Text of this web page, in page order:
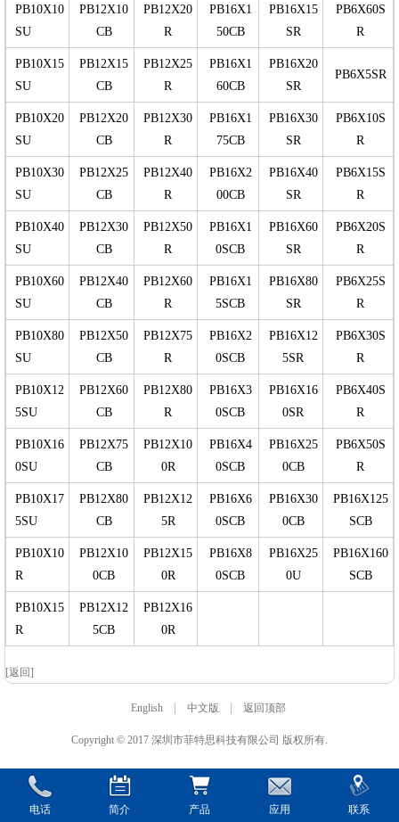
PB10X10
SU
PB12X10
CB
PB12X20
R
PB16X1
50CB
PB16X15
SR
PB6X60S
R
PB10X15
SU
PB12X15
CB
PB12X25
R
PB16X1
60CB
PB16X20
SR
PB6X5SR
PB10X20
SU
PB12X20
CB
PB12X30
R
PB16X1
75CB
PB16X30
SR
PB6X10S
R
PB10X30
SU
PB12X25
CB
PB12X40
R
PB16X2
00CB
PB16X40
SR
PB6X15S
R
PB10X40
SU
PB12X30
CB
PB12X50
R
PB16X1
0SCB
PB16X60
SR
PB6X20S
R
PB10X60
SU
PB12X40
CB
PB12X60
R
PB16X1
5SCB
PB16X80
SR
PB6X25S
R
PB10X80
SU
PB12X50
CB
PB12X75
R
PB16X2
0SCB
PB16X12
5SR
PB6X30S
R
PB10X12
5SU
PB12X60
CB
PB12X80
R
PB16X3
0SCB
PB16X16
0SR
PB6X40S
R
PB10X16
0SU
PB12X75
CB
PB12X10
0R
PB16X4
0SCB
PB16X25
0CB
PB6X50S
R
PB10X17
5SU
PB12X80
CB
PB12X12
5R
PB16X6
0SCB
PB16X30
0CB
PB16X125
SCB
PB10X10
R
PB12X10
0CB
PB12X15
0R
PB16X8
0SCB
PB16X25
0U
PB16X160
SCB
PB10X15
R
PB12X12
5CB
PB12X16
0R
[返回]
English 中文版 返回顶部
Copyright © 2017 深圳市菲特思科技有限公司 版权所有.
电话 简介 产品 应用 联系